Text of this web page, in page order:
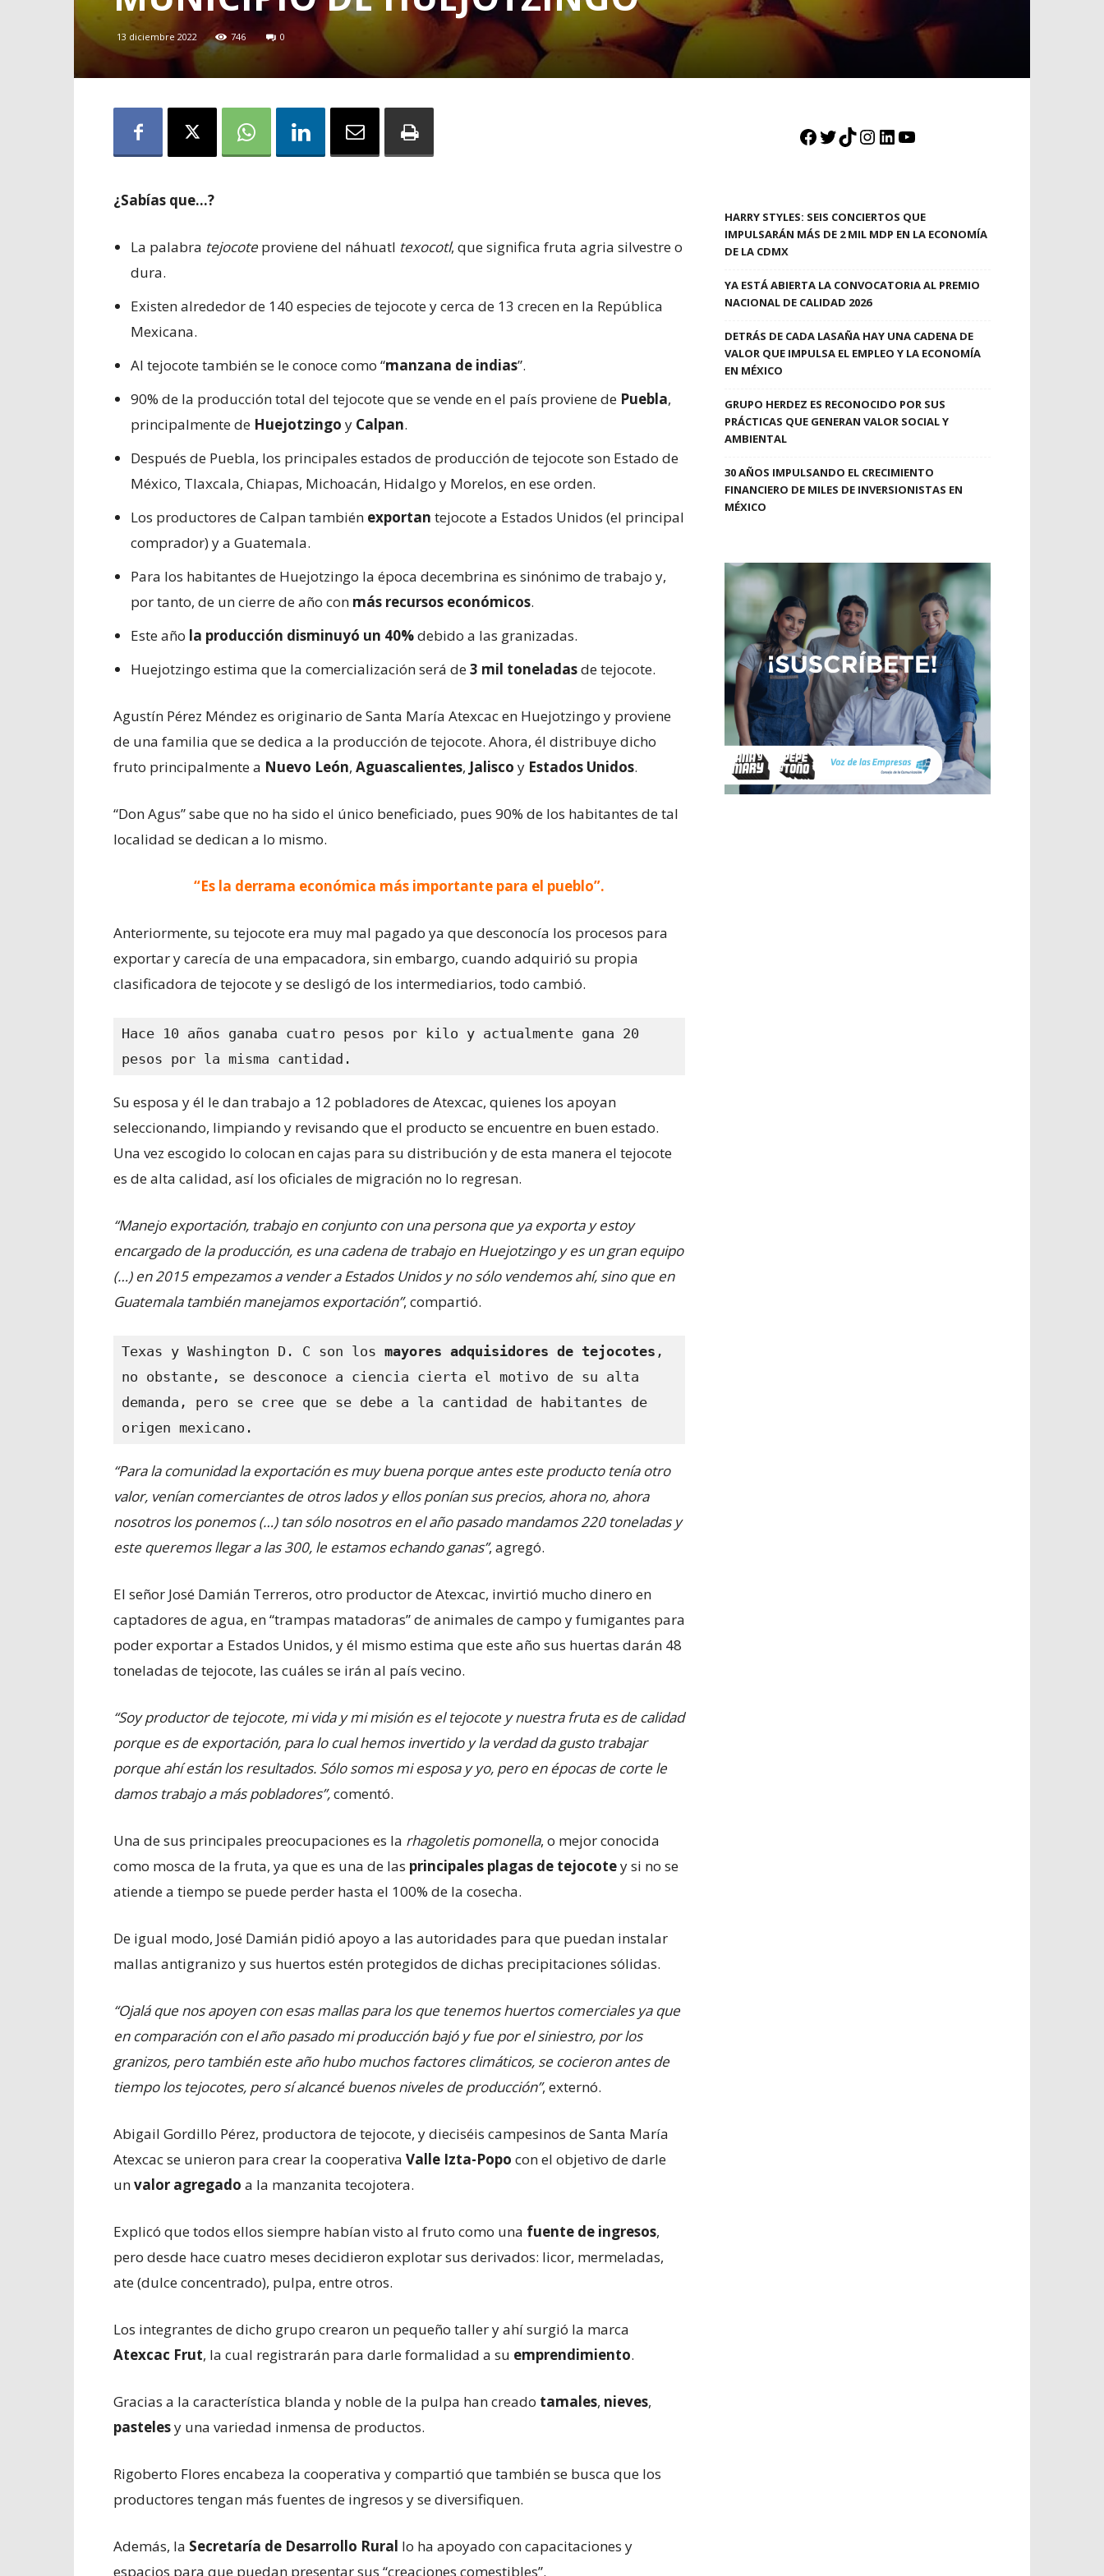
13 diciembre 2022 746 0
¿Sabías que…?
La palabra tejocote proviene del náhuatl texocotl, que significa fruta agria silvestre o
dura.
Existen alrededor de 140 especies de tejocote y cerca de 13 crecen en la República
Mexicana.
Al tejocote también se le conoce como “manzana de indias”.
90% de la producción total del tejocote que se vende en el país proviene de Puebla,
principalmente de Huejotzingo y Calpan.
Después de Puebla, los principales estados de producción de tejocote son Estado de
México, Tlaxcala, Chiapas, Michoacán, Hidalgo y Morelos, en ese orden.
Los productores de Calpan también exportan tejocote a Estados Unidos (el principal
comprador) y a Guatemala.
Para los habitantes de Huejotzingo la época decembrina es sinónimo de trabajo y,
por tanto, de un cierre de año con más recursos económicos.
Este año la producción disminuyó un 40%debido a las granizadas.
Huejotzingo estima que la comercialización será de3 mil toneladasde tejocote.
Agustín Pérez Méndez es originario de Santa María Atexcac en Huejotzingo y proviene
de una familia que se dedica a la producción de tejocote. Ahora, él distribuye dicho
fruto principalmente a Nuevo León, Aguascalientes, Jalisco y Estados Unidos.
“Don Agus” sabe que no ha sido el único beneficiado, pues 90% de los habitantes de tal
localidad se dedican a lo mismo.
“Es la derrama económica más importante para el pueblo”.
Anteriormente, su tejocote era muy mal pagado ya que desconocía los procesos para
exportar y carecía de una empacadora, sin embargo, cuando adquirió su propia
clasificadora de tejocote y se desligó de los intermediarios, todo cambió.
Hace 10 años ganaba cuatro pesos por kilo y actualmente gana 20
pesos por la misma cantidad.
Su esposa y él le dan trabajo a 12 pobladores de Atexcac, quienes los apoyan
seleccionando, limpiando y revisando que el producto se encuentre en buen estado.
Una vez escogido lo colocan en cajas para su distribución y de esta manera el tejocote
es de alta calidad, así los oficiales de migración no lo regresan.
“Manejo exportación, trabajo en conjunto con una persona que ya exporta y estoy
encargado de la producción, es una cadena de trabajo en Huejotzingo y es un gran equipo
(…) en 2015 empezamos a vender a Estados Unidos y no sólo vendemos ahí, sino que en
Guatemala también manejamos exportación”, compartió.
Texas y Washington D. C son los mayores adquisidores de tejocotes ,
no obstante, se desconoce a ciencia cierta el motivo de su alta
demanda, pero se cree que se debe a la cantidad de habitantes de
origen mexicano.
“Para la comunidad la exportación es muy buena porque antes este producto tenía otro
valor, venían comerciantes de otros lados y ellos ponían sus precios, ahora no, ahora
nosotros los ponemos (…) tan sólo nosotros en el año pasado mandamos 220 toneladas y
este queremos llegar a las 300, le estamos echando ganas”, agregó.
El señor José Damián Terreros, otro productor de Atexcac, invirtió mucho dinero en
captadores de agua, en “trampas matadoras” de animales de campo y fumigantes para
poder exportar a Estados Unidos, y él mismo estima que este año sus huertas darán 48
toneladas de tejocote, las cuáles se irán al país vecino.
“Soy productor de tejocote, mi vida y mi misión es el tejocote y nuestra fruta es de calidad
porque es de exportación, para lo cual hemos invertido y la verdad da gusto trabajar
porque ahí están los resultados. Sólo somos mi esposa y yo, pero en épocas de corte le
damos trabajo a más pobladores”,comentó.
Una de sus principales preocupaciones es la rhagoletis pomonella, o mejor conocida
como mosca de la fruta, ya que es una de las principales plagas de tejocotey si no se
atiende a tiempo se puede perder hasta el 100% de la cosecha.
De igual modo, José Damián pidió apoyo a las autoridades para que puedan instalar
mallas antigranizo y sus huertos estén protegidos de dichas precipitaciones sólidas.
“Ojalá que nos apoyen con esas mallas para los que tenemos huertos comerciales ya que
en comparación con el año pasado mi producción bajó y fue por el siniestro, por los
granizos, pero también este año hubo muchos factores climáticos, se cocieron antes de
tiempo los tejocotes, pero sí alcancé buenos niveles de producción”, externó.
Abigail Gordillo Pérez, productora de tejocote, y dieciséis campesinos de Santa María
Atexcac se unieron para crear la cooperativa Valle Izta-Popo con el objetivo de darle
unvalor agregado a la manzanita tecojotera.
Explicó que todos ellos siempre habían visto al fruto como una fuente de ingresos,
pero desde hace cuatro meses decidieron explotar sus derivados: licor, mermeladas,
ate (dulce concentrado), pulpa, entre otros.
Los integrantes de dicho grupo crearon un pequeño taller y ahí surgió la marca
Atexcac Frut, la cual registrarán para darle formalidad a su emprendimiento.
Gracias a la característica blanda y noble de la pulpa han creado tamales, nieves,
pastelesy una variedad inmensa de productos.
Rigoberto Flores encabeza la cooperativa y compartió que también se busca que los
productores tengan más fuentes de ingresos y se diversifiquen.
Además, la Secretaría de Desarrollo Rural lo ha apoyado con capacitaciones y
espacios para que puedan presentar sus “creaciones comestibles”.
Facebook
Twitter
TikTok
Instagram
LinkedIn
YouTube
HARRY STYLES: SEIS CONCIERTOS QUE
IMPULSARÁN MÁS DE 2 MIL MDP EN LA ECONOMÍA
DE LA CDMX
YA ESTÁ ABIERTA LA CONVOCATORIA AL PREMIO
NACIONAL DE CALIDAD 2026
DETRÁS DE CADA LASAÑA HAY UNA CADENA DE
VALOR QUE IMPULSA EL EMPLEO Y LA ECONOMÍA
EN MÉXICO
GRUPO HERDEZ ES RECONOCIDO POR SUS
PRÁCTICAS QUE GENERAN VALOR SOCIAL Y
AMBIENTAL
30 AÑOS IMPULSANDO EL CRECIMIENTO
FINANCIERO DE MILES DE INVERSIONISTAS EN
MÉXICO